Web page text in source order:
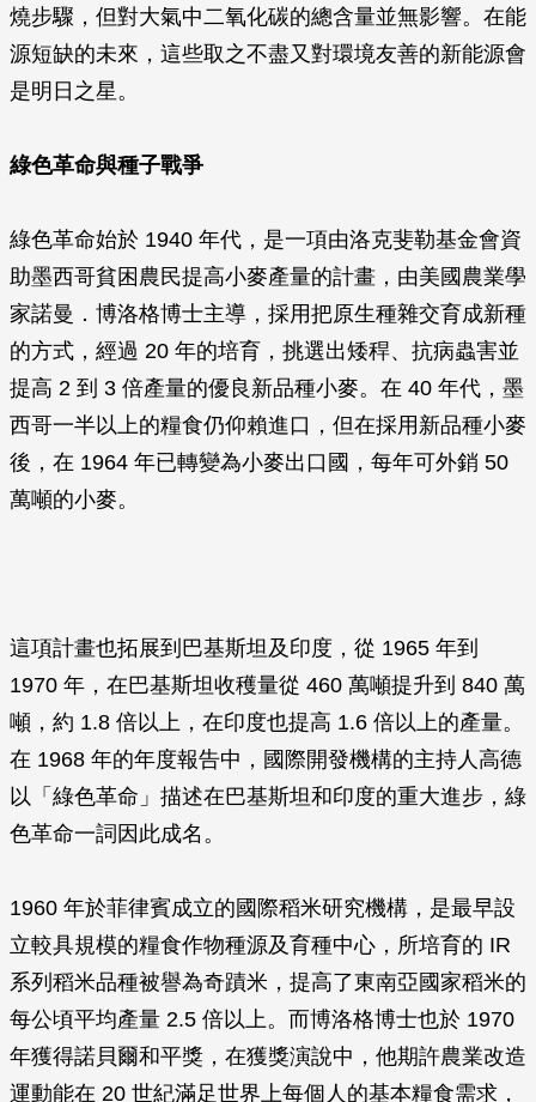
燒步驟，但對大氣中二氧化碳的總含量並無影響。在能
源短缺的未來，這些取之不盡又對環境友善的新能源會
是明日之星。
綠色革命與種子戰爭
綠色革命始於 1940 年代，是一項由洛克斐勒基金會資
助墨西哥貧困農民提高小麥產量的計畫，由美國農業學
家諾曼．博洛格博士主導，採用把原生種雜交育成新種
的方式，經過 20 年的培育，挑選出矮稈、抗病蟲害並
提高 2 到 3 倍產量的優良新品種小麥。在 40 年代，墨
西哥一半以上的糧食仍仰賴進口，但在採用新品種小麥
後，在 1964 年已轉變為小麥出口國，每年可外銷 50
萬噸的小麥。
這項計畫也拓展到巴基斯坦及印度，從 1965 年到
1970 年，在巴基斯坦收穫量從 460 萬噸提升到 840 萬
噸，約 1.8 倍以上，在印度也提高 1.6 倍以上的產量。
在 1968 年的年度報告中，國際開發機構的主持人高德
以「綠色革命」描述在巴基斯坦和印度的重大進步，綠
色革命一詞因此成名。
1960 年於菲律賓成立的國際稻米研究機構，是最早設
立較具規模的糧食作物種源及育種中心，所培育的 IR
系列稻米品種被譽為奇蹟米，提高了東南亞國家稻米的
每公頃平均產量 2.5 倍以上。而博洛格博士也於 1970
年獲得諾貝爾和平獎，在獲獎演說中，他期許農業改造
運動能在 20 世紀滿足世界上每個人的基本糧食需求，